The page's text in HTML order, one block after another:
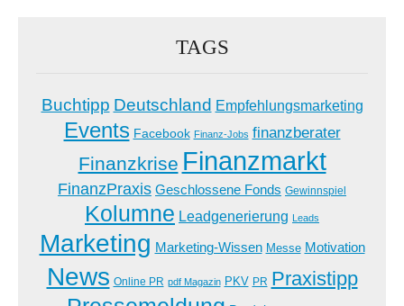
TAGS
Buchtipp Deutschland Empfehlungsmarketing
Events Facebook Finanz-Jobs finanzberater
Finanzkrise Finanzmarkt
FinanzPraxis Geschlossene Fonds Gewinnspiel
Kolumne Leadgenerierung Leads
Marketing Marketing-Wissen Messe Motivation
News Online PR pdf Magazin PKV PR Praxistipp